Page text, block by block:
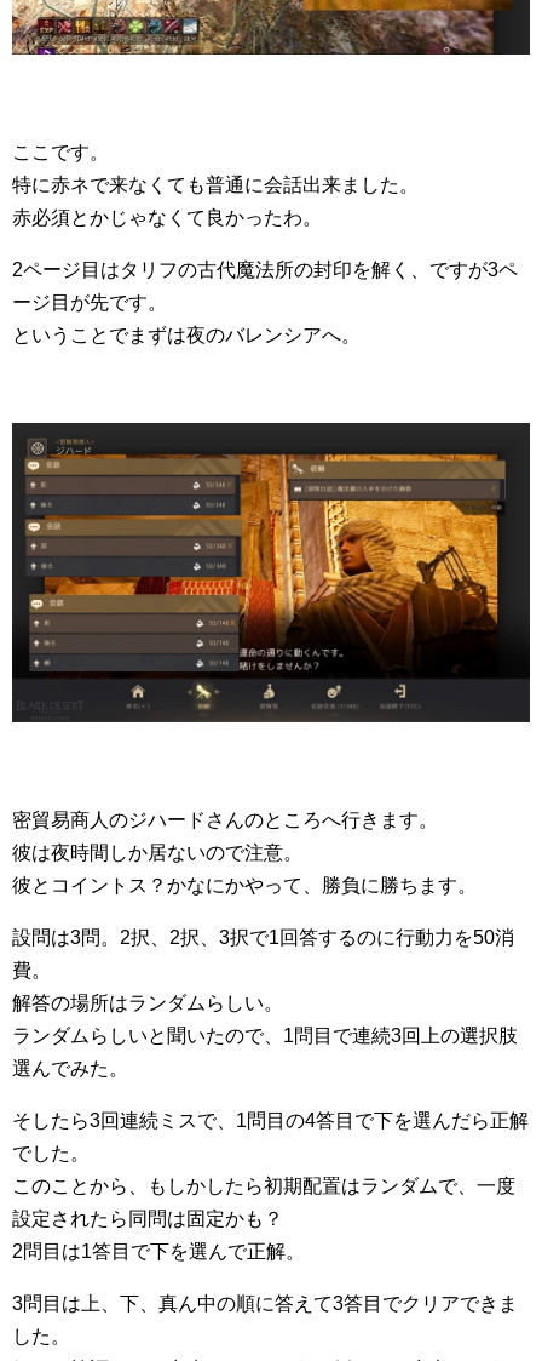
ここです。
特に赤ネで来なくても普通に会話出来ました。
赤必須とかじゃなくて良かったわ。
2ページ目はタリフの古代魔法所の封印を解く、ですが3ペ
ージ目が先です。
ということでまずは夜のバレンシアへ。
密貿易商人のジハードさんのところへ行きます。
彼は夜時間しか居ないので注意。
彼とコイントス？かなにかやって、勝負に勝ちます。
設問は3問。2択、2択、3択で1回答するのに行動力を50消
費。
解答の場所はランダムらしい。
ランダムらしいと聞いたので、1問目で連続3回上の選択肢
選んでみた。
そしたら3回連続ミスで、1問目の4答目で下を選んだら正解
でした。
このことから、もしかしたら初期配置はランダムで、一度
設定されたら同問は固定かも？
2問目は1答目で下を選んで正解。
3問目は上、下、真ん中の順に答えて3答目でクリアできま
した。